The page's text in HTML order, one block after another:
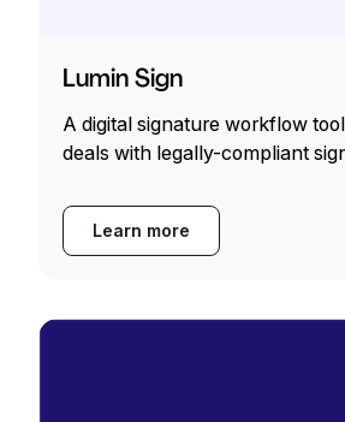
Lumin Sign
A digital signature workflow
deals with legally-compliant
Learn more